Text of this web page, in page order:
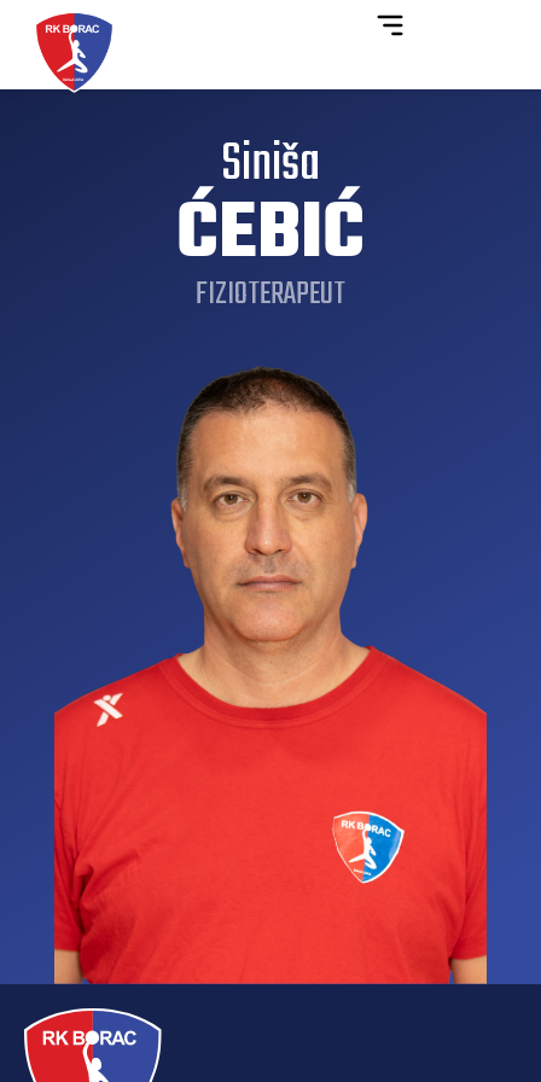
Siniša
ĆEBIĆ
FIZIOTERAPEUT